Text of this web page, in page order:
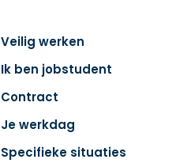
Veilig werken
Ik ben jobstudent
Contract
Je werkdag
Specifieke situaties